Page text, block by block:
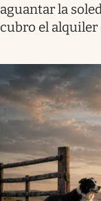
aguantar la
cubro el alquiler